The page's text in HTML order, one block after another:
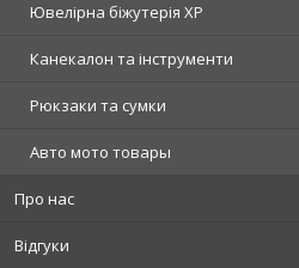
Ювелірна біжутерія XP
Канекалон та інструменти
Рюкзаки та сумки
Авто мото товары
Про нас
Відгуки